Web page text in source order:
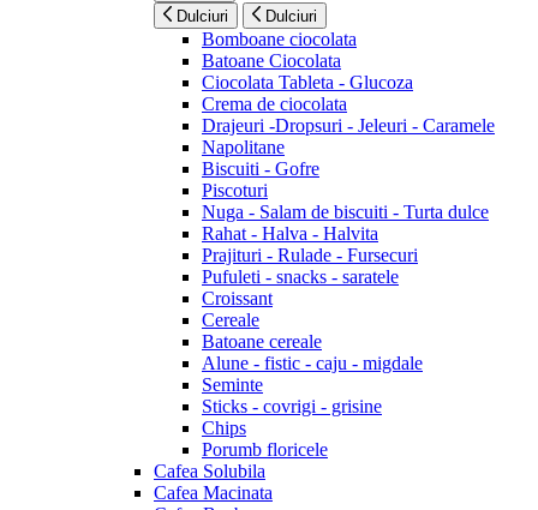
Dulciuri Dulciuri
Bomboane ciocolata
Batoane Ciocolata
Ciocolata Tableta - Glucoza
Crema de ciocolata
Drajeuri -Dropsuri - Jeleuri - Caramele
Napolitane
Biscuiti - Gofre
Piscoturi
Nuga - Salam de biscuiti - Turta dulce
Rahat - Halva - Halvita
Prajituri - Rulade - Fursecuri
Pufuleti - snacks - saratele
Croissant
Cereale
Batoane cereale
Alune - fistic - caju - migdale
Seminte
Sticks - covrigi - grisine
Chips
Porumb floricele
Cafea Solubila
Cafea Macinata